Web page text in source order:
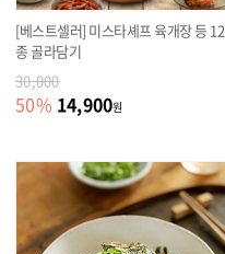
[베스트셀러] 미스타셰프 육개장 등 12
종 골라담기
30,000
50% 14,900원